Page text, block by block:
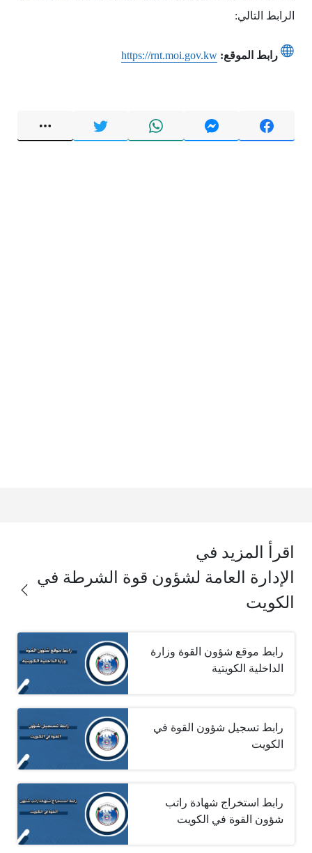
الرابط التالي:
رابط الموقع: https://rnt.moi.gov.kw
اقرأ المزيد في
الإدارة العامة لشؤون قوة الشرطة في
الكويت
رابط موقع شؤون القوة وزارة
الداخلية الكويتية
رابط تسجيل شؤون القوة في
الكويت
رابط استخراج شهادة راتب
شؤون القوة في الكويت